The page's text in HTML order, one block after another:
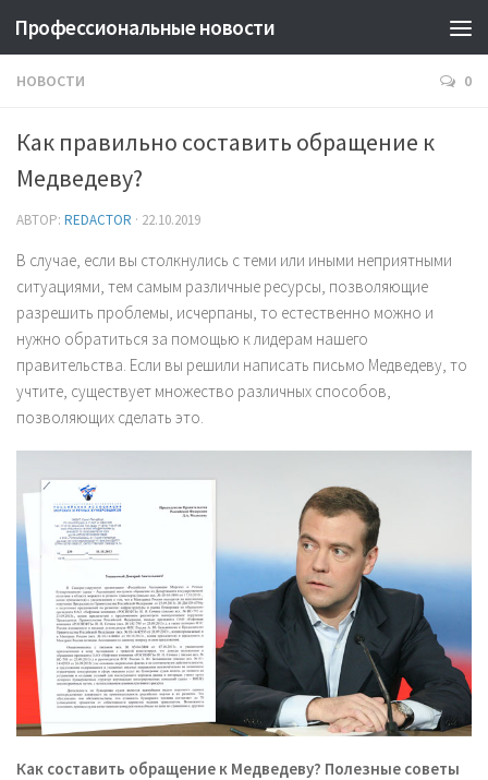
Профессиональные новости
НОВОСТИ 0
Как правильно составить обращение к
Медведеву?
АВТОР: REDACTOR · 22.10.2019
В случае, если вы столкнулись с теми или иными неприятными
ситуациями, тем самым различные ресурсы, позволяющие
разрешить проблемы, исчерпаны, то естественно можно и
нужно обратиться за помощью к лидерам нашего
правительства. Если вы решили написать письмо Медведеву, то
учтите, существует множество различных способов,
позволяющих сделать это.
Как составить обращение к Медведеву? Полезные советы